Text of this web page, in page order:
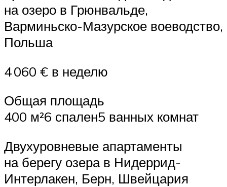
на озеро в Грюнвальде,
Варминьско-Мазурское воеводство,
Польша
4 060 € в неделю
Общая площадь
400 м²6 спален5 ванных комнат
Двухуровневые апартаменты
на берегу озера в Нидеррид-
Интерлакен, Берн, Швейцария